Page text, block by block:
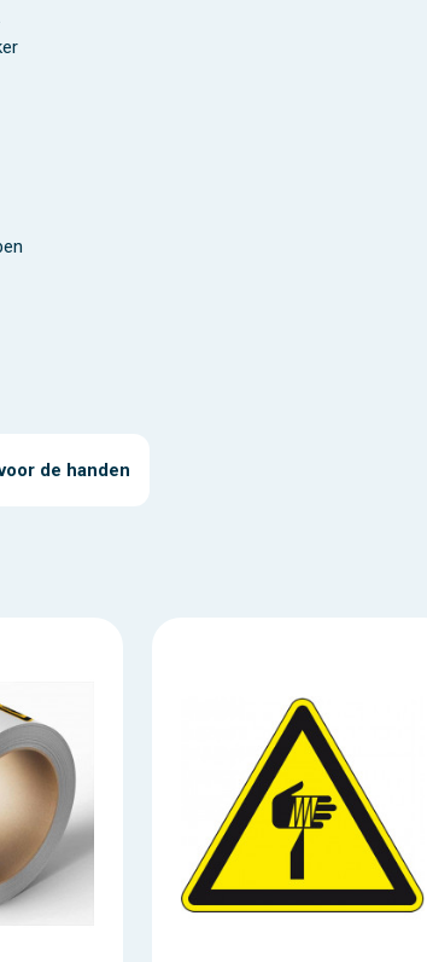
de handen